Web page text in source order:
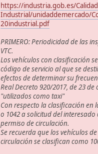
https://industria.gob.es/
Industrial/unidaddemercado/
20industrial.pdf
PRIMERO: Periodicidad de las
VTC.
Los vehículos con clasificación
código de servicio al que se
efectos de determinar su
Real Decreto 920/2017, de 23
"utilizados como taxi"
Con respecto la clasificación en
o 1042 a solicitud del
permiso de circulación.
Se recuerda que los vehículos
circulación se clasifican como